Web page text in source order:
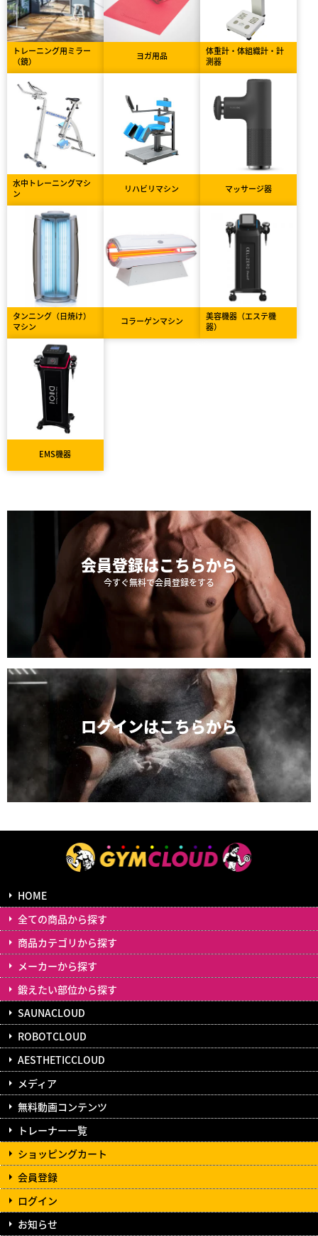
トレーニング用ミラー
（鏡）
ヨガ用品
体重計・体組織計・計
測器
水中トレーニングマシ
ン
リハビリマシン マッサージ器
タンニング（日焼け）
マシン
コラーゲンマシン
美容機器（エステ機
器）
EMS機器
会員登録はこちらから
今すぐ無料で会員登録をする
ログインはこちらから
HOME
全ての商品から探す
商品カテゴリから探す
メーカーから探す
鍛えたい部位から探す
SAUNACLOUD
ROBOTCLOUD
AESTHETICCLOUD
メディア
無料動画コンテンツ
トレーナー一覧
ショッピングカート
会員登録
ログイン
お知らせ